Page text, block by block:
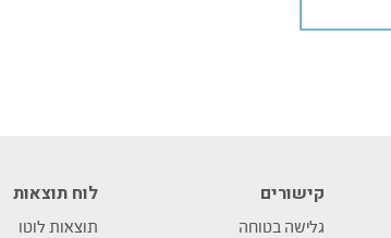
קישורים
גלישה בטוחה
לוח תוצאות
תוצאות לוטו